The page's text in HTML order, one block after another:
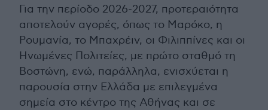
Για την περίοδο 2026-2027, προτεραιότητα
αποτελούν αγορές, όπως το Μαρόκο, η
Ρουμανία, το Μπαχρέιν, οι Φιλιππίνες και οι
Ηνωμένες Πολιτείες, με πρώτο σταθμό τη
Βοστώνη, ενώ, παράλληλα, ενισχύεται η
παρουσία στην Ελλάδα με επιλεγμένα
σημεία στο κέντρο της Αθήνας και σε